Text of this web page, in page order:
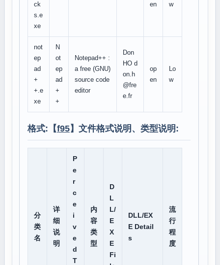
ck
s.e
xe
en
w
not
ep
ad
+
+.e
xe
N
ot
ep
ad
+
+
Notepad++ :
a free (GNU)
source code
editor
Don
HO d
on.h
@fre
e.fr
op
en
Lo
w
格式:【f95】文件格式说明、类型说明:
分
类
名
详
细
说
明
P
e
r
c
e
i
v
e
d
T
内
容
类
型
D
L
L/
E
X
E
Fi
DLL/EX
E Detail
s
流
行
程
度